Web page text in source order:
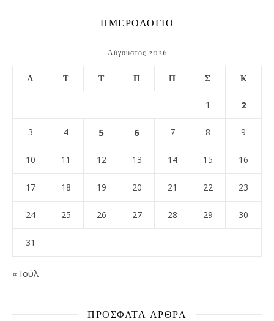
ΗΜΕΡΟΛΟΓΙΟ
Αύγουστος 2026
Δ Τ Τ Π Π Σ Κ
1 2
3 4 5 6 7 8 9
10 11 12 13 14 15 16
17 18 19 20 21 22 23
24 25 26 27 28 29 30
31
« Ιούλ
ΠΡΌΣΦΑΤΑ ΆΡΘΡΑ